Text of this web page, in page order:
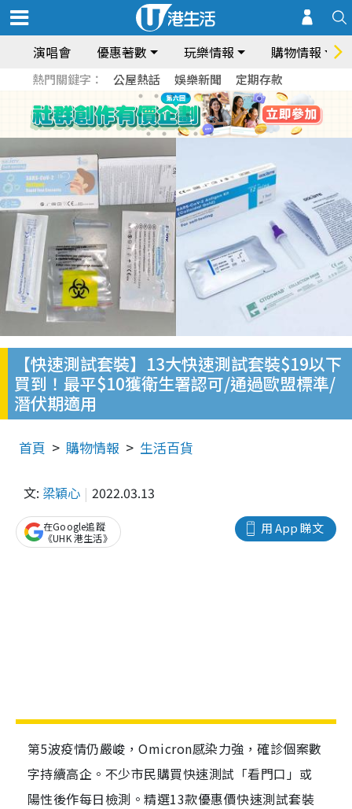
演唱會 優惠著數 玩樂情報 購物情報
熱門關鍵字： 公屋熱話 娛樂新聞 定期存款
【快速測試套裝】13大快速測試套裝$19以下
買到！最平$10獲衛生署認可/通過歐盟標準/
潛伏期適用
首頁 購物情報 生活百貨
文: 梁穎心 2022.03.13
用 App 睇文
在Google追蹤
《UHK 港生活》
第5波疫情仍嚴峻，Omicron感染力強，確診個案數
字持續高企。不少市民購買快速測試「看門口」或
陽性後作每日檢測。精選13款優惠價快速測試套裝